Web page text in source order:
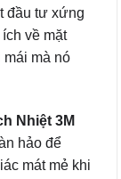
đầu tư xứng
về mặt
mái mà nó
Nhiệt 3M
hảo để
mát mẻ khi